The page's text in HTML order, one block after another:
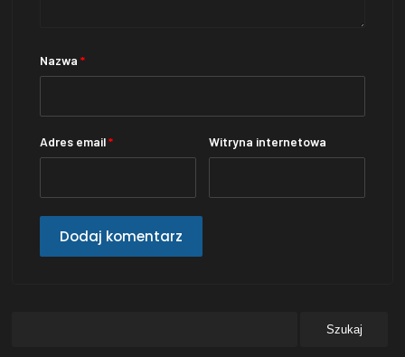
Nazwa*
Adres email* Witryna internetowa